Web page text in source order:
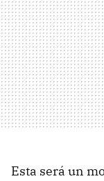
Esta será un